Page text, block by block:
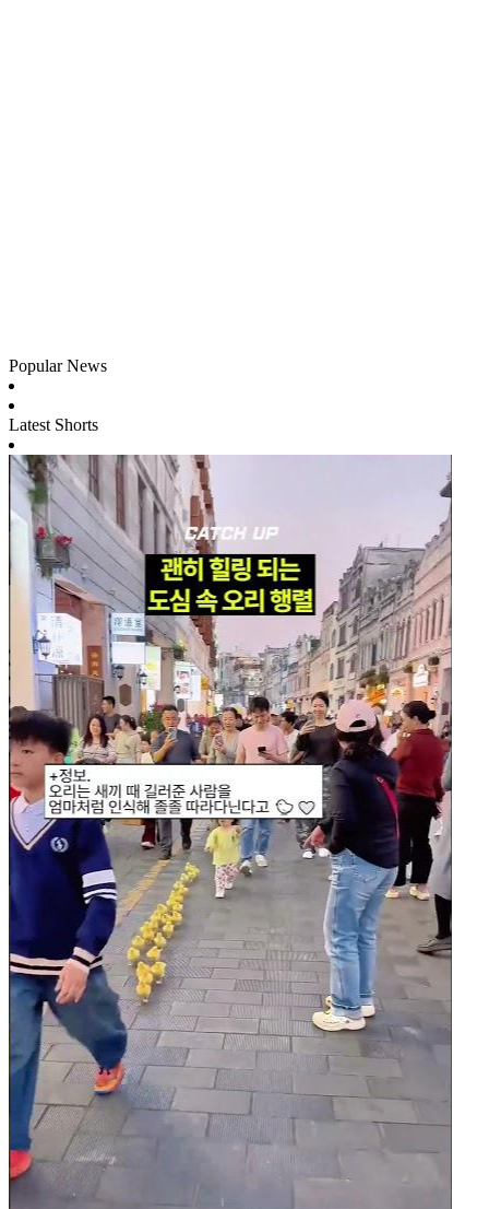
Popular News
Latest Shorts